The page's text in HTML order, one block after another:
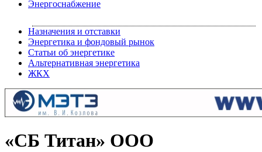
Энергоснабжение
Назначения и отставки
Энергетика и фондовый рынок
Статьи об энергетике
Альтернативная энергетика
ЖКХ
«СБ Титан» ООО